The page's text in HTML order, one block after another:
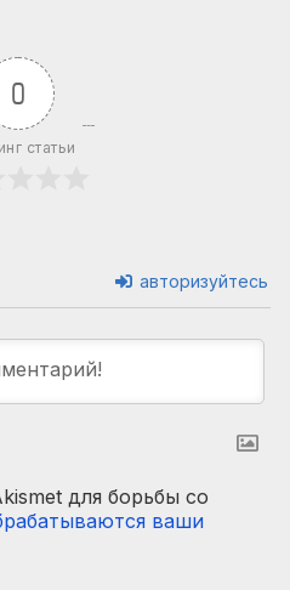
0
статьи
авторизуйтесь
для борьбы со
ваши